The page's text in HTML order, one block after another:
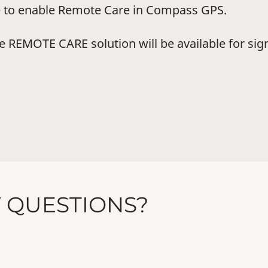
enable Remote Care in Compass GPS.
REMOTE CARE solution will be available for